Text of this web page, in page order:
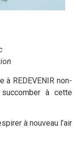
à REDEVENIR non-
à cette
à nouveau l’air